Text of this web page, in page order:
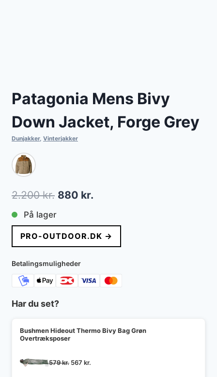
Patagonia Mens Bivy
Down Jacket, Forge Grey
Dunjakker, Vinterjakker
2.200kr. Den
pris
var:
2.200 kr..
880 kr.
pris
er:
På lager
PRO-OUTDOOR.DK →
Betalingsmuligheder
Har du set?
Bushmen Hideout Thermo Bivy Bag Grøn
Overtræksposer
579kr. Den
567 kr.